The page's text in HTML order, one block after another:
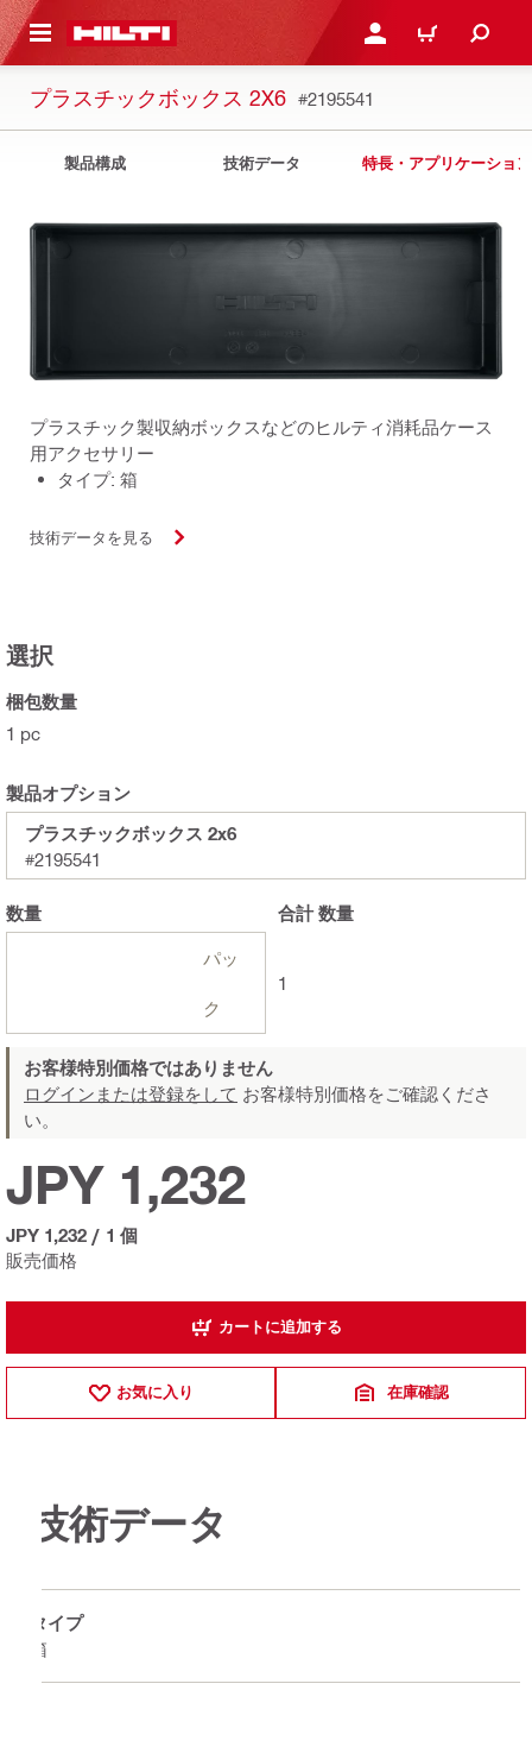
内容を表示 ログイン・新規オンライ
カート
プラスチックボックス 2X6 #2195541
製品構成 技術データ 特長・アプリケーション
プラスチック製収納ボックスなどのヒルティ消耗品ケース
用アクセサリー
タイプ: 箱
技術データを見る
選択
梱包数量
1 pc
製品オプション
プラスチックボックス 2x6
#2195541
数量
パッ
ク
合計数量
1
お客様特別価格ではありません
ログインまたは登録をして お客様特別価格をご確認くださ
い。
販売価格
JPY 1,232
JPY 1,232 / 1 個
カートに追加する
お気に入り 在庫確認
技術データ
タイプ
箱